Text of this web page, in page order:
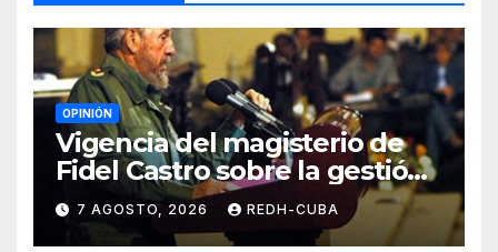
OPINIÓN
Vigencia del magisterio de
Fidel Castro sobre la gestión
del liderazgo revolucionario.
Por Jorge Luís Guach Estévez
7 AGOSTO, 2026 REDH-CUBA